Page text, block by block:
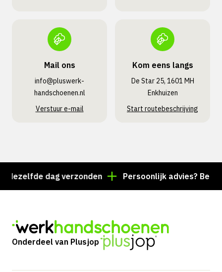
Mail ons
info@pluswerk­
handschoenen.nl
Verstuur e-mail
Kom eens langs
De Star 25, 1601 MH
Enkhuizen
Start routebeschrijving
dag verzonden Persoonlijk advies? Bel +31
Onderdeel van Plusjop